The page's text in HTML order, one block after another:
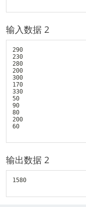
输入数据 2
290
230
280
200
300
170
330
50
90
80
200
60
输出数据 2
1580